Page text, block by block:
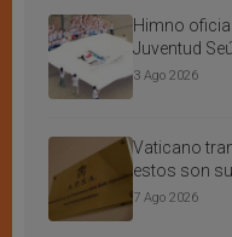
Himno
Juventud
3 Ago 2026
Vaticano
estos son
7 Ago 2026